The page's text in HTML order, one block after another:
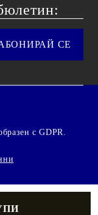
с GDPR.